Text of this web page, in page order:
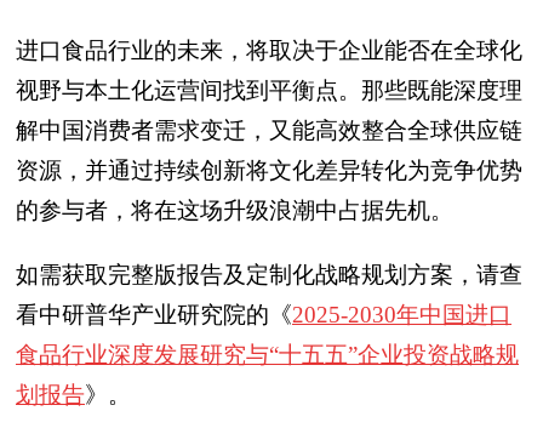
进口食品行业的未来，将取决于企业能否在全球化
视野与本土化运营间找到平衡点。那些既能深度理
解中国消费者需求变迁，又能高效整合全球供应链
资源，并通过持续创新将文化差异转化为竞争优势
的参与者，将在这场升级浪潮中占据先机。
如需获取完整版报告及定制化战略规划方案，请查
看中研普华产业研究院的《2025-2030年中国进口
食品行业深度发展研究与“十五五”企业投资战略规
划报告》。